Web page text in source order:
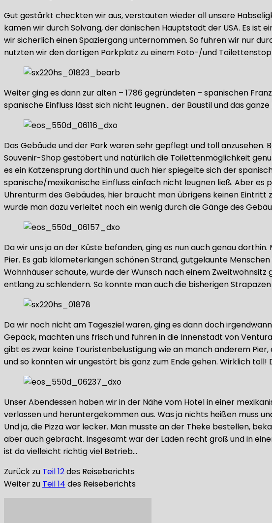
Gut gestärkt checkten wir aus, verstauten wieder all unsere
kamen wir durch Solvang, der dänischen Hauptstadt der USA. Es
wir sicherlich einen Spaziergang unternommen. So fuhren wir nur
nutzten wir den dortigen Parkplatz zu einem Foto-/und
Weiter ging es dann zur alten – 1786 gegründeten – spanischen
spanische Einfluss lässt sich nicht leugnen… der Baustil und das
Das Gebäude und der Park waren sehr gepflegt und toll
Souvenir-Shop gestöbert und natürlich die Toilettenmöglichkeit
es ein Katzensprung dorthin und auch hier spiegelte sich der
spanische/mexikanische Einfluss einfach nicht leugnen ließ. Aber
Uhrenturm des Gebäudes, hier braucht man übrigens keinen
wurde man dazu verleitet noch ein wenig durch die Gänge des
Da wir uns ja an der Küste befanden, ging es nun auch genau
Pier. Es gab kilometerlangen schönen Strand, gutgelaunte
Wohnhäuser schaute, wurde der Wunsch nach einem
entlang zu schlendern. So konnte man auch die bisherigen
Da wir noch nicht am Tagesziel waren, ging es dann doch
Gepäck, machten uns frisch und fuhren in die Innenstadt von
gibt es zwar keine Touristenbelustigung wie an manch anderem
und so konnten wir ungestört bis ganz zum Ende gehen. Wirklich
Unser Abendessen haben wir in der Nähe vom Hotel in einer
verlassen und heruntergekommen aus. Was ja nichts heißen muss
Und ja, die Pizza war lecker. Man musste an der Theke bestellen,
aber auch gebracht. Insgesamt war der Laden recht groß und in
ist da vielleicht richtig viel Betrieb…
Zurück zu Teil 12des Reiseberichts
Weiter zu Teil 14 des Reiseberichts